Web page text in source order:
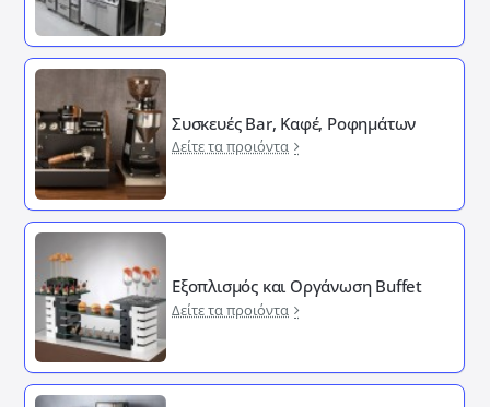
Συσκευές Bar, Καφέ, Ροφημάτων
Δείτε τα προιόντα
Εξοπλισμός και Οργάνωση Buffet
Δείτε τα προιόντα